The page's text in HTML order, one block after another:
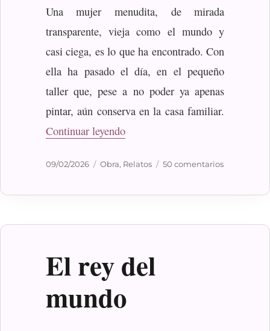
Una mujer menudita, de mirada
transparente, vieja como el mundo y
casi ciega, es lo que ha encontrado. Con
ella ha pasado el día, en el pequeño
taller que, pese a no poder ya apenas
pintar, aún conserva en la casa familiar.
Continuar leyendo«Sofonisba»
Publicado
09/02/2026 Categorías
Obra, Relatos 50 comentariosen
El rey del
mundo